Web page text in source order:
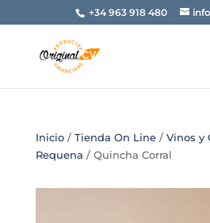
+34 963 918 480
Inicio/ Tienda On Line/ Vinos y
Requena / Quincha Corral